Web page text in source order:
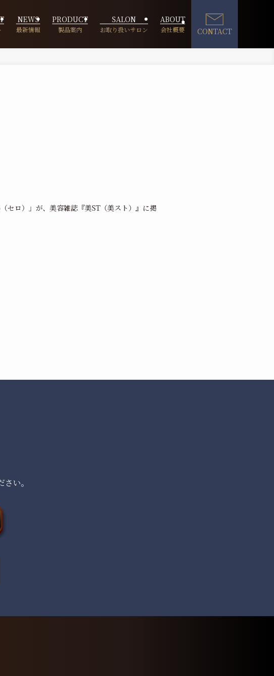
NEWS PRODUCT SALON
ABOUT
CONTACT
セロ）」が、美容雑誌『美ST（美スト）』に掲
い。